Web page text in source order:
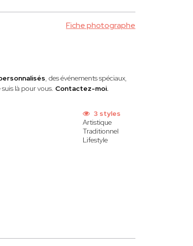
Fiche photographe
, des événements spéciaux,
suis là pour vous. Contactez-moi.
3 styles
Artistique
Traditionnel
Lifestyle